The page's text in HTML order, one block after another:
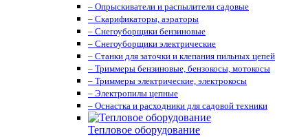
– Опрыскиватели и распылители садовые
– Скарификаторы, аэраторы
– Снегоуборщики бензиновые
– Снегоуборщики электрические
– Станки для заточки и клепания пильных цепей
– Триммеры бензиновые, бензокосы, мотокосы
– Триммеры электрические, электрокосы
– Электропилы цепные
– Оснастка и расходники для садовой техники
Тепловое оборудование